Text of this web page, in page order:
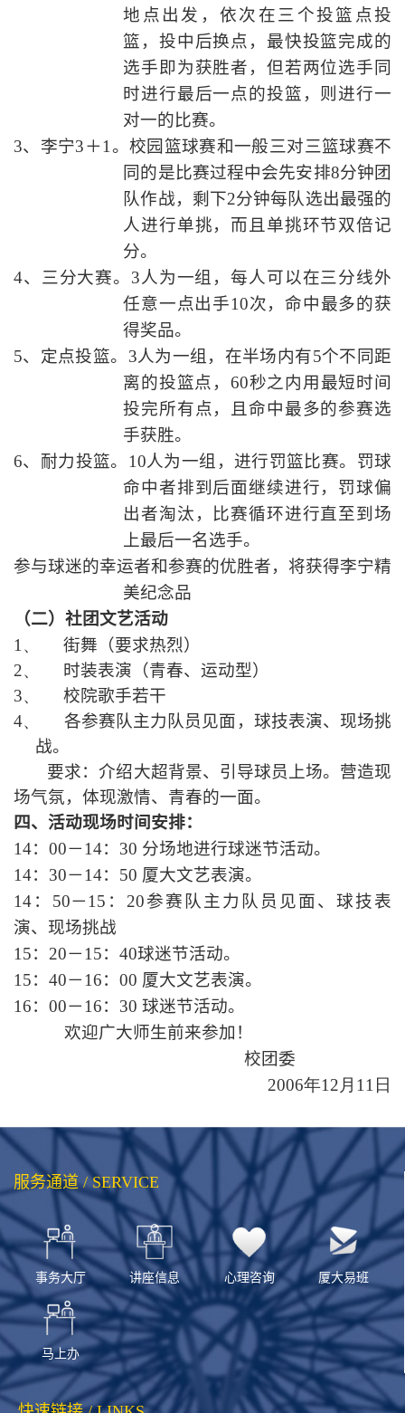
地点出发，依次在三个投篮点投
篮，投中后换点，最快投篮完成的
选手即为获胜者，但若两位选手同
时进行最后一点的投篮，则进行一
对一的比赛。
3、李宁3＋1。校园篮球赛和一般三对三篮球赛不
同的是比赛过程中会先安排8分钟团
队作战，剩下2分钟每队选出最强的
人进行单挑，而且单挑环节双倍记
分。
4、三分大赛。 3人为一组，每人可以在三分线外
任意一点出手10次，命中最多的获
得奖品。
5、定点投篮。 3人为一组，在半场内有5个不同距
离的投篮点， 60秒之内用最短时间
投完所有点，且命中最多的参赛选
手获胜。
6、耐力投篮。 10人为一组，进行罚篮比赛。罚球
命中者排到后面继续进行，罚球偏
出者淘汰，比赛循环进行直至到场
上最后一名选手。
参与球迷的幸运者和参赛的优胜者，将获得李宁精
美纪念品
（二）社团文艺活动
1、
街舞（要求热烈）
2、
时装表演（青春、运动型）
3、
校院歌手若干
4、
各参赛队主力队员见面，球技表演、现场挑
战。
要求：介绍大超背景、引导球员上场。营造现
场气氛，体现激情、青春的一面。
四、活动现场时间安排：
14： 00－14： 30 分场地进行球迷节活动。
14： 30－14： 50 厦大文艺表演。
14 ： 50－15 ： 20参赛队主力队员见面、球技表
演、现场挑战
15： 20－15： 40球迷节活动。
15： 40－16： 00 厦大文艺表演。
16： 00－16： 30 球迷节活动。
欢迎广大师生前来参加！
校团委
2006年12月11 日
服务通道 / SERVICE
事务大厅 讲座信息 心理咨询 厦大易班
马上办